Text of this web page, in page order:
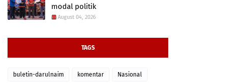
modal politik
August 04, 2026
TAGS
buletin-darulnaim komentar Nasional